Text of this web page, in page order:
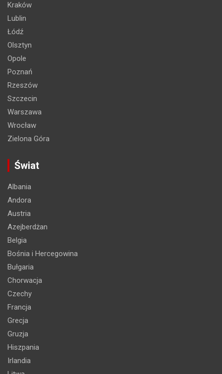
Kraków
Lublin
Łódź
Olsztyn
Opole
Poznań
Rzeszów
Szczecin
Warszawa
Wrocław
Zielona Góra
Świat
Albania
Andora
Austria
Azejberdżan
Belgia
Bośnia i Hercegowina
Bułgaria
Chorwacja
Czechy
Francja
Grecja
Gruzja
Hiszpania
Irlandia